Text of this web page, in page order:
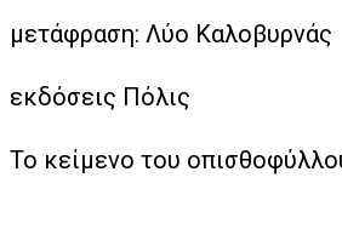
μετάφραση: Λύο Καλοβυρνάς
εκδόσεις Πόλις
Το κείμενο του